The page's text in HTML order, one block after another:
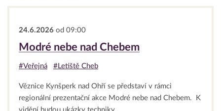
24.6.2026 od 09:00
Modré nebe nad Chebem
#Veřejná #Letiště Cheb
Věznice Kynšperk nad Ohří se představí v rámci
regionální prezentační akce Modré nebe nad Chebem. K